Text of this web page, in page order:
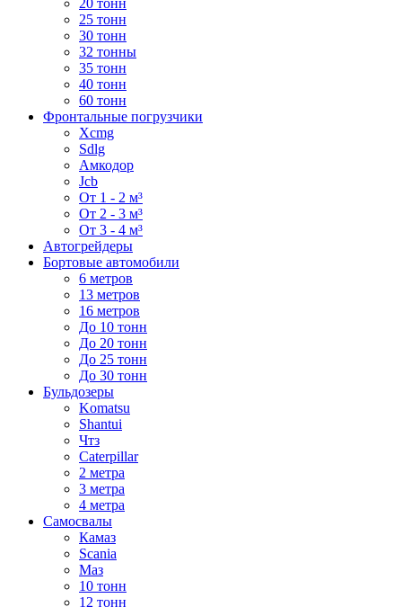
20 тонн
25 тонн
30 тонн
32 тонны
35 тонн
40 тонн
60 тонн
Фронтальные погрузчики
Xcmg
Sdlg
Амкодор
Jcb
От 1 - 2 м³
От 2 - 3 м³
От 3 - 4 м³
Автогрейдеры
Бортовые автомобили
6 метров
13 метров
16 метров
До 10 тонн
До 20 тонн
До 25 тонн
До 30 тонн
Бульдозеры
Komatsu
Shantui
Чтз
Caterpillar
2 метра
3 метра
4 метра
Самосвалы
Камаз
Scania
Маз
10 тонн
12 тонн